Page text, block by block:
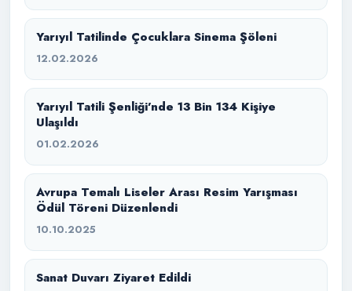
Yarıyıl Tatilinde Çocuklara Sinema Şöleni
12.02.2026
Yarıyıl Tatili Şenliği’nde 13 Bin 134 Kişiye
Ulaşıldı
01.02.2026
Avrupa Temalı Liseler Arası Resim Yarışması
Ödül Töreni Düzenlendi
10.10.2025
Sanat Duvarı Ziyaret Edildi